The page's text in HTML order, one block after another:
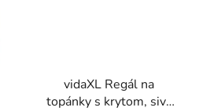
vidaXL Regál na
topánky s krytom, sivý